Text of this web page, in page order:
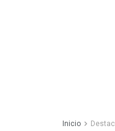
Inicio